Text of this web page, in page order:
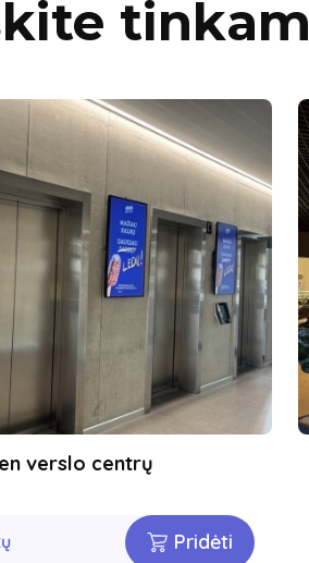
verslo centrų
Pridėti